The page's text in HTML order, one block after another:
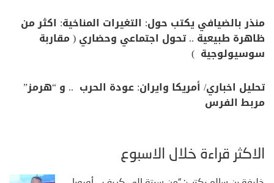
منذر بالضيافي يكتب حول: التغيرات المناخية: اكثر من
ظاهرة طبيعية .. تحول اجتماعي وحضاري ( مقاربة
سوسيولوجية )
تحليل اخباري/ أمريكا وايران: عودة الحرب .. و “هرمز”
مربط الفرس
الأكثر قراءة خلال الأسبوع